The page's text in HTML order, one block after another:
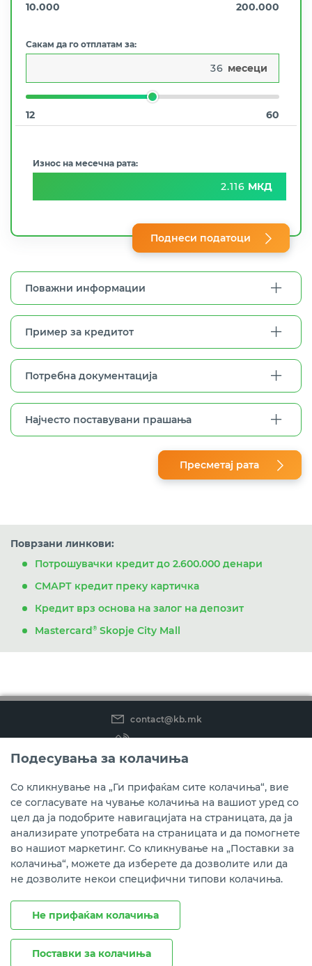
10.000 200.000
Сакам да го отплатам за:
месеци
12 60
Износ на месечна рата:
МКД
Поднеси податоци
Поважни информации
Пример за кредитот
Потребна документација
Најчесто поставувани прашања
Пресметај рата
Поврзани линкови:
Потрошувачки кредит до 2.600.000 денари
СМАРТ кредит преку картичка
Кредит врз основа на залог на депозит
Mastercard® Skopje City Mall
contact@kb.mk
(02) 3 296 800
Instagram
LinkedIn
Youtube
Преземете ја мобилната апликација мБанка.
Подесувања за колачиња
Со кликнување на „Ги прифаќам сите колачиња“, вие
се согласувате на чување колачиња на вашиот уред со
цел да ја подобрите навигацијата на страницата, да ја
анализирате употребата на страницата и да помогнете
во нашиот маркетинг. Со кликнување на „Поставки за
колачиња“, можете да изберете да дозволите или да
не дозволите некои специфични типови колачиња.
Не прифаќам колачиња
Поставки за колачиња